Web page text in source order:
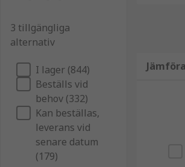
säkerställa stabil och snabb
minska störningar med
klara industriella miljöer
ge flexibilitet i installation
Datakablar används ofta i:
industriell automation och
nätverks- och
3 tillgängliga
alternativ
I lager (844)
Beställs vid
behov (332)
Kan beställas,
leverans vid
senare datum
(179)
Jämföra